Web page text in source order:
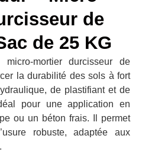
de
de 25 KG
mortier durcisseur de
la durabilité des sols à fort
de plastifiant et de
pour une application en
ou un béton frais. Il permet
robuste, adaptée aux